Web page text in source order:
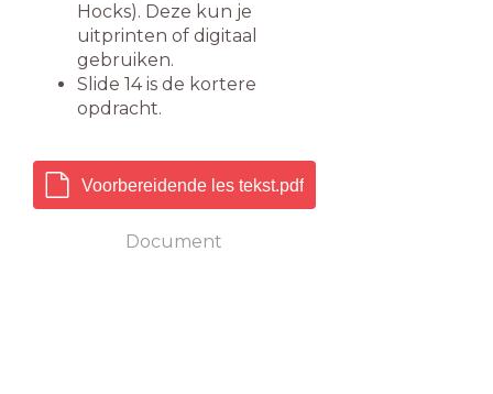
Hocks). Deze kun je
uitprinten of digitaal
gebruiken.
Slide 14 is de kortere
opdracht.
Voorbereidende les tekst.pdf
Document